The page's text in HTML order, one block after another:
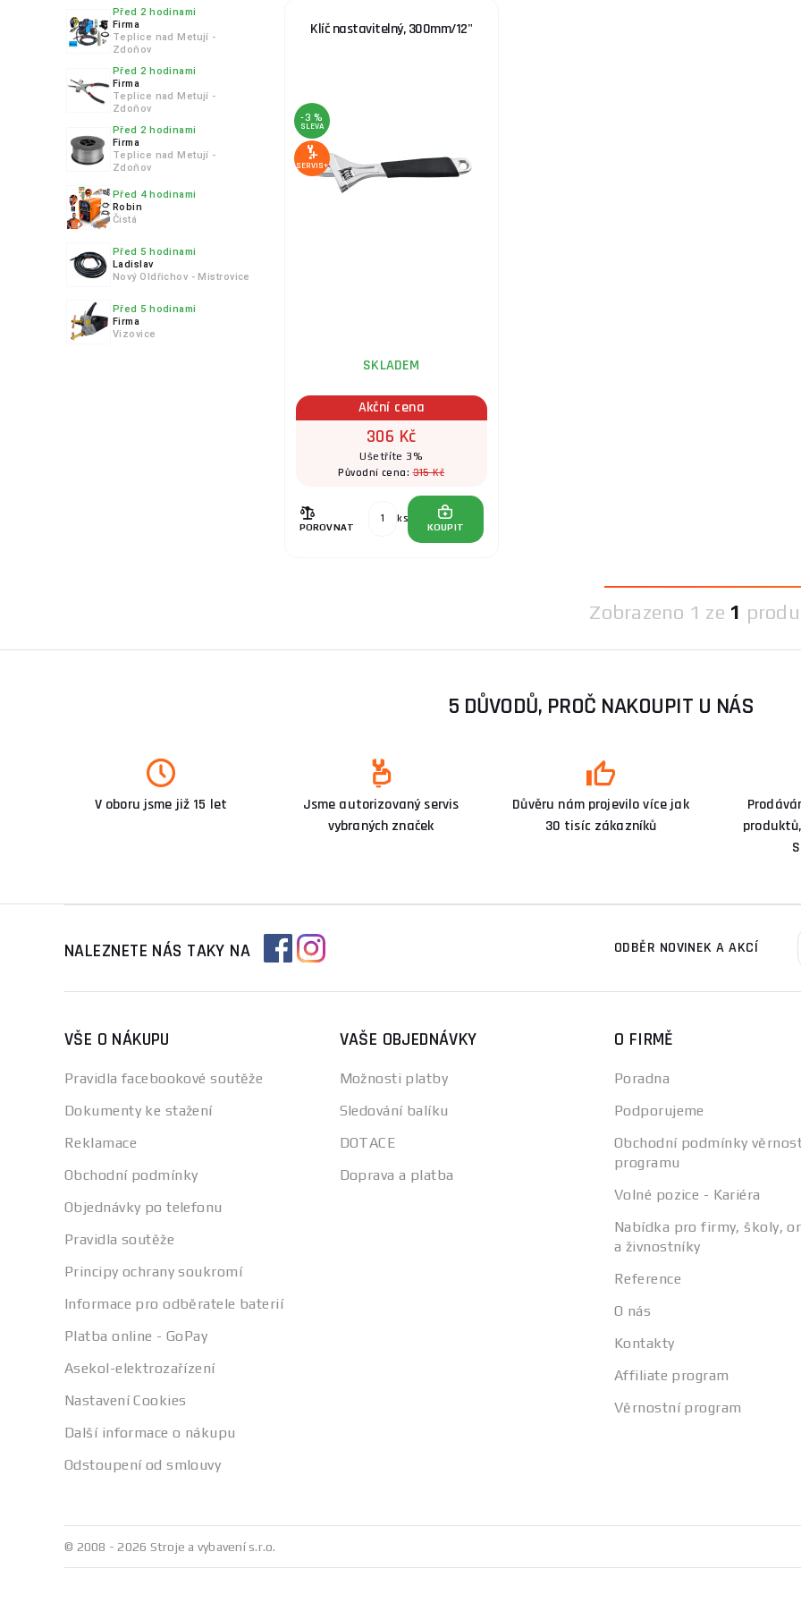
Před 2 hodinami
Firma
Teplice nad Metují -
Zdoňov
Před 2 hodinami
Firma
Teplice nad Metují -
Zdoňov
Před 2 hodinami
Firma
Teplice nad Metují -
Zdoňov
Před 4 hodinami
Robin
Čistá
Před 5 hodinami
Ladislav
Nový Oldřichov - Mistrovice
Před 5 hodinami
Firma
Vizovice
Klíč nastavitelný, 300mm/12"
-3 %
SLEVA
SERVIS+
SKLADEM
Akční cena
306 Kč
Ušetříte 3%
Původní cena:315 Kč
POROVNAT
ks
KOUPIT
Zobrazeno 1 ze 1
5 DŮVODŮ, PROČ NAKOUPIT U NÁS
V oboru jsme již 15 let
Jsme autorizovaný servis
vybraných značek
Důvěru nám projevilo více jak
30 tisíc zákazníků
NALEZNETE NÁS TAKY NA ODBĚR NOVINEK A AKCÍ
VŠE O NÁKUPU
Pravidla facebookové soutěže
Dokumenty ke stažení
Reklamace
Obchodní podmínky
Objednávky po telefonu
Pravidla soutěže
Principy ochrany soukromí
Informace pro odběratele baterií
Platba online - GoPay
Asekol-elektrozařízení
Nastavení Cookies
Další informace o nákupu
Odstoupení od smlouvy
VAŠE OBJEDNÁVKY
Možnosti platby
Sledování balíku
DOTACE
Doprava a platba
O FIRMĚ
Poradna
Podporujeme
Obchodní podmínky
programu
Volné pozice - Kariéra
Nabídka pro firmy, školy,
a živnostníky
Reference
O nás
Kontakty
Affiliate program
Věrnostní program
© 2008 - 2026 Stroje a vybavení s.r.o.